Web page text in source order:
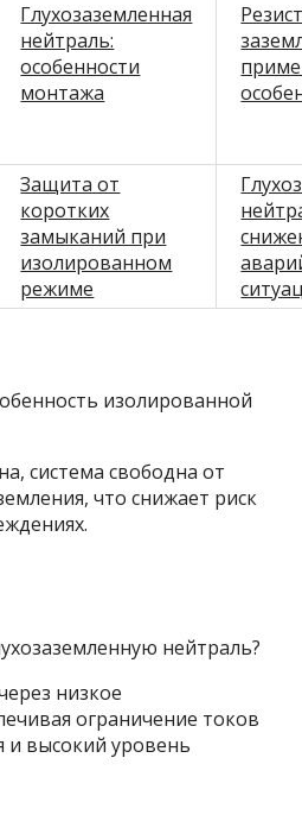
Глухозаземленная
нейтраль:
особенности
монтажа
Защита от
коротких
замыканий при
изолированном
режиме
изолированной
система свободна от
что снижает риск
нейтраль?
низкое
ограничение токов
и высокий уровень